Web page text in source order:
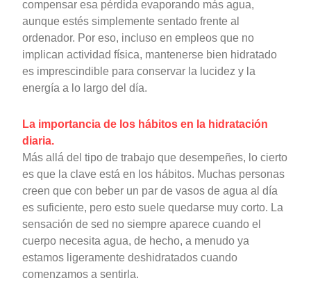
compensar esa pérdida evaporando más agua,
aunque estés simplemente sentado frente al
ordenador. Por eso, incluso en empleos que no
implican actividad física, mantenerse bien hidratado
es imprescindible para conservar la lucidez y la
energía a lo largo del día.
La importancia de los hábitos en la hidratación
diaria.
Más allá del tipo de trabajo que desempeñes, lo cierto
es que la clave está en los hábitos. Muchas personas
creen que con beber un par de vasos de agua al día
es suficiente, pero esto suele quedarse muy corto. La
sensación de sed no siempre aparece cuando el
cuerpo necesita agua, de hecho, a menudo ya
estamos ligeramente deshidratados cuando
comenzamos a sentirla.